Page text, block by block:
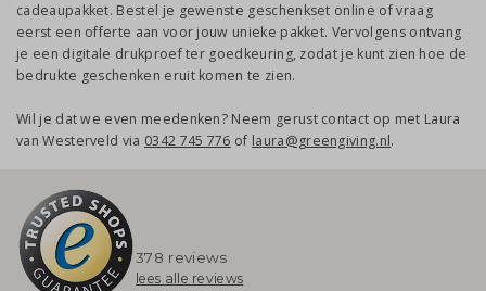
cadeaupakket. Bestel je gewenste geschenkset online of vraag
eerst een offerte aan voor jouw unieke pakket. Vervolgens ontvang
je een digitale drukproef ter goedkeuring, zodat je kunt zien hoe de
bedrukte geschenken eruit komen te zien.
Wil je dat we even meedenken? Neem gerust contact op met Laura
van Westerveld via 0342 745 776 of laura@greengiving.nl.
378 reviews
lees alle reviews